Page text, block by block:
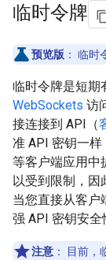
临时令牌
预览版 ： 临时
临时令牌是短期
WebSockets 访
接连接到 API（
准 API 密钥一
等客户端应用中
以受到限制，因
当您直接从客户
强 API 密钥安全
注意 ： 目前，